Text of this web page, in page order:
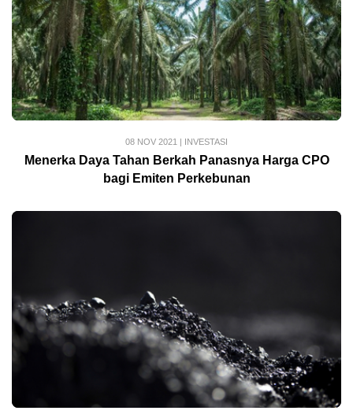
08 NOV 2021 | INVESTASI
Menerka Daya Tahan Berkah Panasnya Harga CPO
bagi Emiten Perkebunan